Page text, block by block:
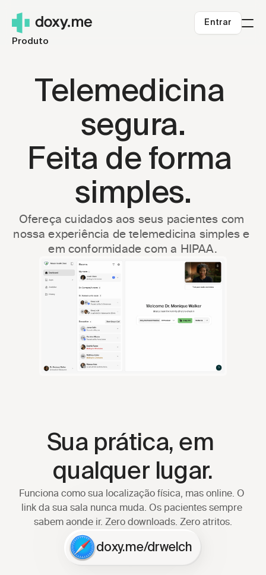
Entrar
Produto
Pequenas Clínicas
Sistemas de saúde
Telessaúde rural
Sobre nós
Central de Ajuda
Sucesso da Telemedicina
Segurança
Telemedicina.org
Começar
Telemedicina
segura.
Feita de forma
simples.
Ofereça cuidados aos seus pacientes com
nossa experiência de telemedicina simples e
em conformidade com a HIPAA.
Sua prática, em
qualquer lugar.
Funciona como sua localização física, mas online. O
link da sua sala nunca muda. Os pacientes sempre
sabem aonde ir. Zero downloads. Zero atritos.
doxy.me/drwelch